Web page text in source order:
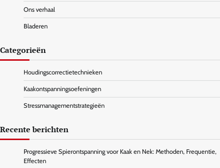
Ons verhaal
Bladeren
Categorieën
Houdingscorrectietechnieken
Kaakontspanningsoefeningen
Stressmanagementstrategieën
Recente berichten
Progressieve Spierontspanning voor Kaak en Nek: Methoden, Frequentie,
Effecten